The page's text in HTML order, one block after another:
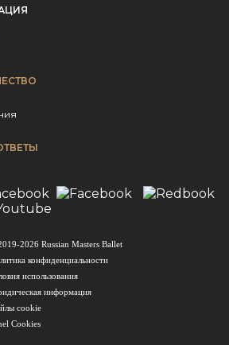
2026 Russian Masters Ballet
конфиденциальности
использования
информация
сookie
Cookies